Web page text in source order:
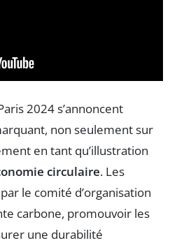
2024 s’annoncent
non seulement sur
en tant qu’illustration
circulaire. Les
le comité d’organisation
carbone, promouvoir les
une durabilité